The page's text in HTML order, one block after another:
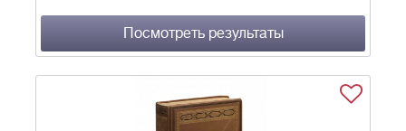
Посмотреть результаты